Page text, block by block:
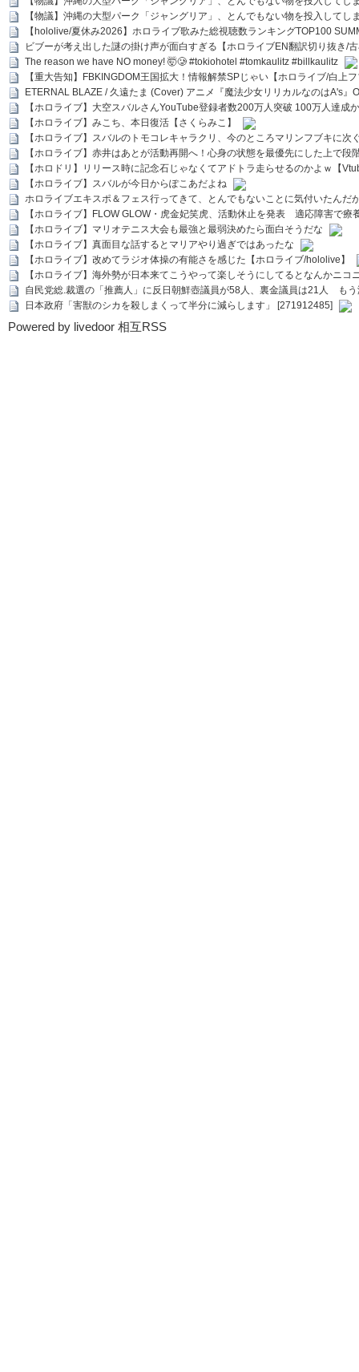
【物議】沖縄の大型パーク「ジャングリア」、とんでもない物を投入してし
【hololive/夏休み2026】ホロライブ歌みた総視聴数ランキングTOP100
ビブーが考え出した謎の掛け声が面白すぎる【ホロライブEN翻訳切り抜き/
The reason we have NO money! 🤯🥲 #tokiohotel #tomkaulitz #billkaulitz
【重大告知】FBKINGDOM王国拡大！情報解禁SPじゃい【ホロライブ/白上
ETERNAL BLAZE / 久遠たま (Cover) アニメ『魔法少女リリカルなのはA's』
【ホロライブ】大空スバルさんYouTube登録者数200万人突破 100万人達成
【ホロライブ】みこち、本日復活【さくらみこ】
【ホロライブ】スバルのトモコレキャラクリ、今のところマリンフブキに
【ホロライブ】赤井はあとが活動再開へ！心身の状態を最優先にした上で段
【ホロドリ】リリース時に記念石じゃなくてアドトラ走らせるのかよｗ【
【ホロライブ】スバルが今日からぽこあだよね
ホロライブエキスポ＆フェス行ってきて、とんでもないことに気付いたんだ
【ホロライブ】FLOW GLOW・虎金妃笑虎、活動休止を発表 適応障害で療
【ホロライブ】マリオテニス大会も最強と最弱決めたら面白そうだな
【ホロライブ】真面目な話するとマリアやり過ぎではあったな
【ホロライブ】改めてラジオ体操の有能さを感じた【ホロライブ/hololive】
【ホロライブ】海外勢が日本来てこうやって楽しそうにしてるとなんかニコ
自民党総.裁選の「推薦人」に反日朝鮮壺議員が58人、裏金議員は21人 も
日本政府「害獣のシカを殺しまくって半分に減らします」 [271912485]
Powered by livedoor 相互RSS